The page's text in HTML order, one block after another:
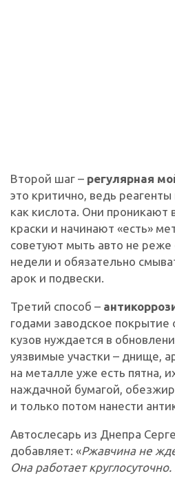
Второй шаг – регулярная
это критично, ведь
как кислота. Они
краски и начинают «есть»
советуют мыть авто не реже
недели и обязательно
арок и подвески.
Третий способ –
годами заводское покрытие
кузов нуждается в
уязвимые участки – днище,
на металле уже есть пятна,
наждачной бумагой,
и только потом нанести
Автослесарь из Днепра
добавляет: «Ржавчина не
Она работает